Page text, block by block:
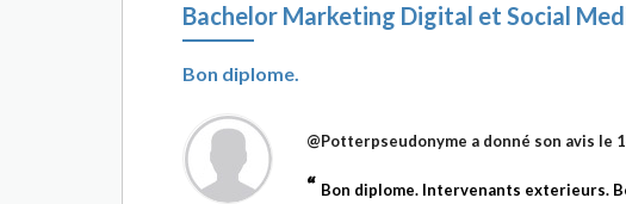
Bachelor Marketing Digital et Social
Bon diplome.
@Potterpseudonyme a donné son avis le
Bon diplome. Intervenants exterieurs.